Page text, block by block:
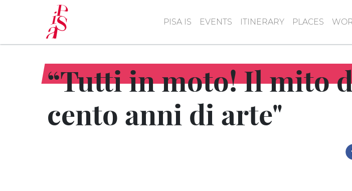
content
PISA IS EVENTS ITINERARY PLACES
“Tutti in moto! Il mito
cento anni di arte"